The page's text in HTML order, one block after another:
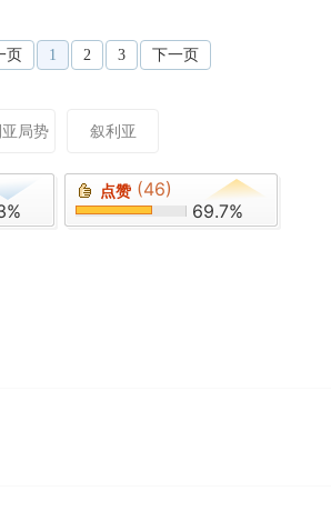
页 1 2 3 下一页
局势 叙利亚
点赞 (46)
69.7%